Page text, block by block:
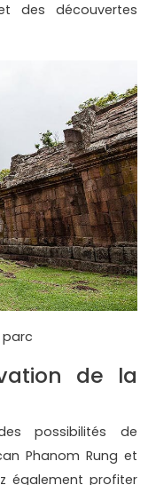
des découvertes
parc
de la
possibilités de
Phanom Rung et
également profiter